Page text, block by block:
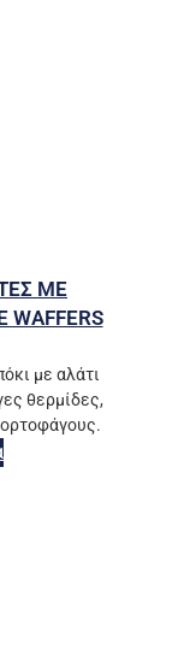
ΜΕ
με αλάτι
θερμίδες,